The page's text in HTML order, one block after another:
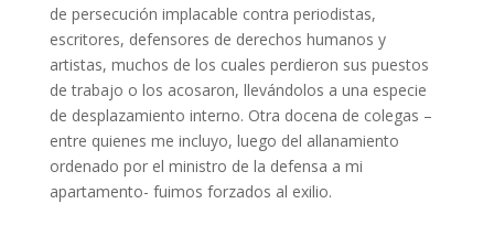
de persecución implacable contra periodistas,
escritores, defensores de derechos humanos y
artistas, muchos de los cuales perdieron sus puestos
de trabajo o los acosaron, llevándolos a una especie
de desplazamiento interno. Otra docena de colegas –
entre quienes me incluyo, luego del allanamiento
ordenado por el ministro de la defensa a mi
apartamento- fuimos forzados al exilio.